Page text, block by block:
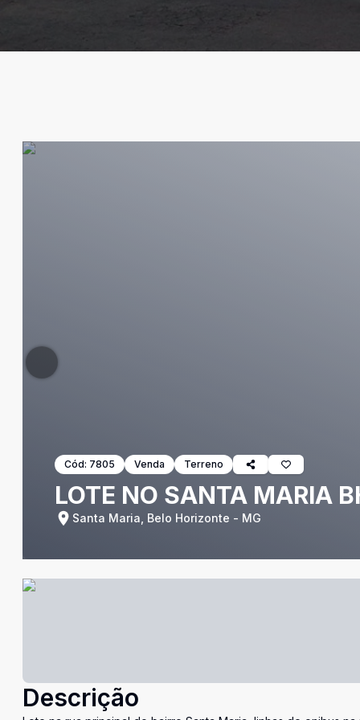
Cód: 7805 Venda Terreno
LOTE NO SANTA MARIA
Santa Maria, Belo Horizonte - MG
Descrição